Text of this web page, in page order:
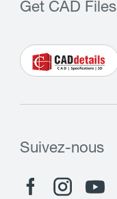
Get CAD Files
Suivez-nous